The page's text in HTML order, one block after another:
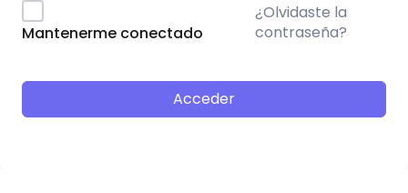
Mantenerme conectado
¿Olvidaste la
contraseña?
Acceder